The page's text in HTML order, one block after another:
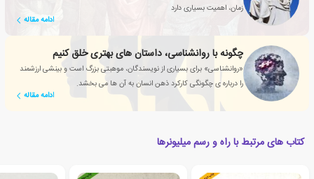
زمان، اهمیت بسیاری دارد
ادامه مقاله
چگونه با روانشناسی، داستان های بهتری خلق کنیم
«روانشناسی» برای بسیاری از نویسندگان، موهبتی بزرگ است و بینشی ارزشمند
را درباره ی چگونگی کارکرد ذهن انسان به آن ها می بخشد.
ادامه مقاله
کتاب های مرتبط با راه و رسم میلیونرها